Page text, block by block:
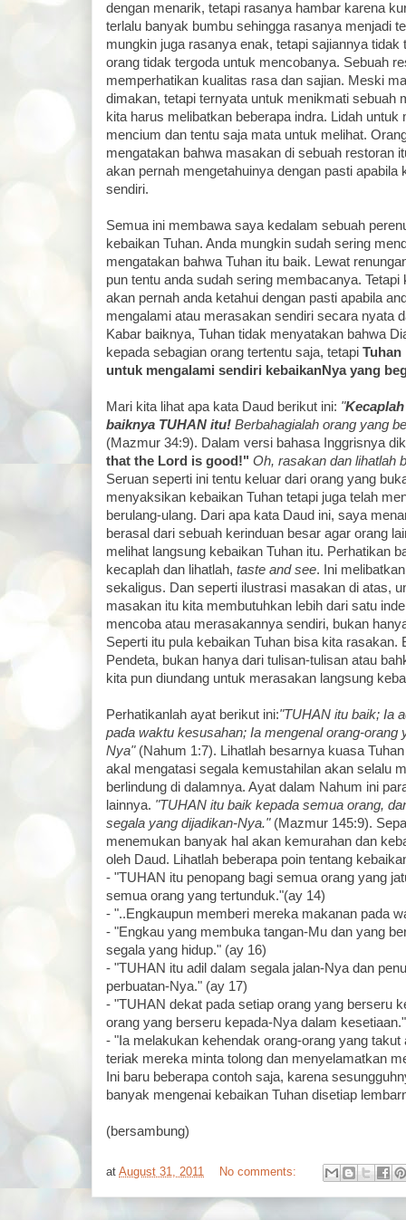
dengan menarik, tetapi rasanya hambar karena
terlalu banyak bumbu sehingga rasanya menjadi
mungkin juga rasanya enak, tetapi sajiannya tidak
orang tidak tergoda untuk mencobanya. Sebuah
memperhatikan kualitas rasa dan sajian. Meski
dimakan, tetapi ternyata untuk menikmati sebuah
kita harus melibatkan beberapa indra. Lidah untuk
mencium dan tentu saja mata untuk melihat.
mengatakan bahwa masakan di sebuah restoran
akan pernah mengetahuinya dengan pasti apabila
sendiri.
Semua ini membawa saya kedalam sebuah
kebaikan Tuhan. Anda mungkin sudah sering
mengatakan bahwa Tuhan itu baik. Lewat
pun tentu anda sudah sering membacanya. Tetapi
akan pernah anda ketahui dengan pasti apabila
mengalami atau merasakan sendiri secara nyata
Kabar baiknya, Tuhan tidak menyatakan bahwa
kepada sebagian orang tertentu saja, tetapi Tuhan
untuk mengalami sendiri kebaikanNya yang
Mari kita lihat apa kata Daud berikut ini: "
baiknya TUHAN itu! Berbahagialah orang yang
(Mazmur 34:9). Dalam versi bahasa Inggrisnya
that the Lord is good!" Oh, rasakan dan lihatlah
Seruan seperti ini tentu keluar dari orang yang
menyaksikan kebaikan Tuhan tetapi juga telah
berulang-ulang. Dari apa kata Daud ini, saya
berasal dari sebuah kerinduan besar agar orang
melihat langsung kebaikan Tuhan itu. Perhatikan
kecaplah dan lihatlah, taste and see. Ini
sekaligus. Dan seperti ilustrasi masakan di atas,
masakan itu kita membutuhkan lebih dari satu
mencoba atau merasakannya sendiri, bukan
Seperti itu pula kebaikan Tuhan bisa kita rasakan.
Pendeta, bukan hanya dari tulisan-tulisan atau
kita pun diundang untuk merasakan langsung
Perhatikanlah ayat berikut ini:"TUHAN itu baik; Ia
pada waktu kesusahan; Ia mengenal orang-orang
Nya"(Nahum 1:7). Lihatlah besarnya kuasa
akal mengatasi segala kemustahilan akan selalu
berlindung di dalamnya. Ayat dalam Nahum ini
lainnya. "TUHAN itu baik kepada semua orang,
segala yang dijadikan-Nya."(Mazmur 145:9).
menemukan banyak hal akan kemurahan dan
oleh Daud. Lihatlah beberapa poin tentang
- "TUHAN itu penopang bagi semua orang yang
semua orang yang tertunduk."(ay 14)
- "..Engkaupun memberi mereka makanan pada
- "Engkau yang membuka tangan-Mu dan yang
segala yang hidup." (ay 16)
- "TUHAN itu adil dalam segala jalan-Nya dan
perbuatan-Nya." (ay 17)
- "TUHAN dekat pada setiap orang yang berseru
orang yang berseru kepada-Nya dalam
- "Ia melakukan kehendak orang-orang yang
teriak mereka minta tolong dan menyelamatkan
Ini baru beberapa contoh saja, karena
banyak mengenai kebaikan Tuhan disetiap
(bersambung)
at August 31, 2011 No comments: